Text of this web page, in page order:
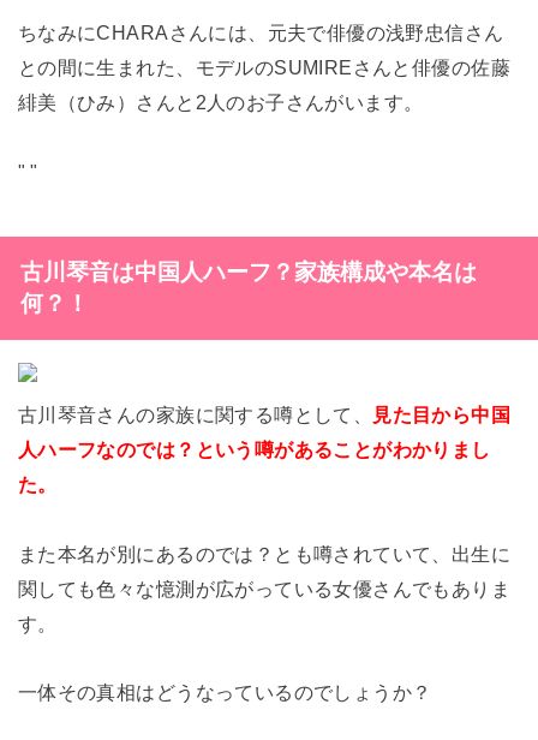
ちなみにCHARAさんには、元夫で俳優の浅野忠信さん
との間に生まれた、モデルのSUMIREさんと俳優の佐藤
緋美（ひみ）さんと2人のお子さんがいます。
" "
古川琴音は中国人ハーフ？家族構成や本名は
何？！
古川琴音さんの家族に関する噂として、
見た目から中国
人ハーフなのでは？という噂があることがわかりまし
た。
また本名が別にあるのでは？とも噂されていて、出生に
関しても色々な憶測が広がっている女優さんでもありま
す。
一体その真相はどうなっているのでしょうか？